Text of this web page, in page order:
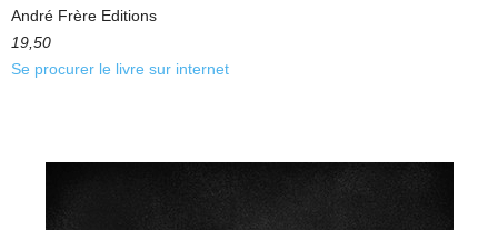
André Frère Editions
19,50
Se procurer le livre sur internet